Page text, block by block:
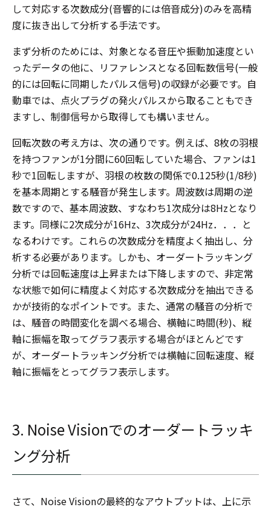
して対応する次数成分(音響的には倍音成分)のみを高精
度に抜き出して分析する手法です。
まず分析のためには、対象となる音圧や振動加速度とい
ったデータの他に、リファレンスとなる回転数信号(一般
的には回転に同期したパルス信号)の収録が必要です。自
動車では、点火プラグの発火パルスから取ることもでき
ますし、制御信号から取得しても構いません。
回転次数の考え方は、次の通りです。例えば、8枚の羽根
を持つファンが1分間に60回転していた場合、ファンは1
秒で1回転しますが、羽根の枚数の関係で0.125秒(1/8秒)
を基本周期とする騒音が発生します。周波数は周期の逆
数ですので、基本周波数、すなわち1次成分は8Hzとなり
ます。同様に2次成分が16Hz、3次成分が24Hz．．．と
なるわけです。これらの次数成分を精度よく抽出し、分
析する必要があります。しかも、オーダートラッキング
分析では回転速度は上昇または下降しますので、非定常
な状態で如何に精度よく対応する次数成分を抽出できる
かが技術的なポイントです。また、通常の騒音の分析で
は、騒音の時間変化を調べる場合、横軸に時間(秒)、縦
軸に振幅を取ってグラフ表示する場合がほとんどです
が、オーダートラッキング分析では横軸に回転速度、縦
軸に振幅をとってグラフ表示します。
3. Noise Visionでのオーダートラッキ
ング分析
さて、Noise Visionの最終的なアウトプットは、上に示